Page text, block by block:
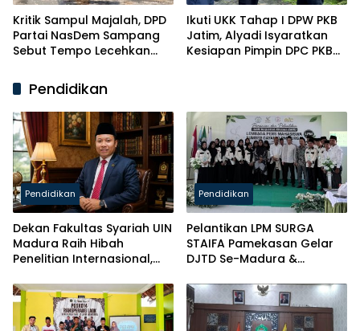
Kritik Sampul Majalah, DPD
Partai NasDem Sampang
Sebut Tempo Lecehkan
Ikuti UKK Tahap I DPW PKB
Jatim, Alyadi Isyaratkan
Kesiapan Pimpin DPC PKB
Pendidikan
Pendidikan
Dekan Fakultas Syariah UIN
Madura Raih Hibah
Penelitian Internasional,
Kancah Global
Pendidikan
Pelantikan LPM SURGA
STAIFA Pamekasan Gelar
DJTD Se-Madura &